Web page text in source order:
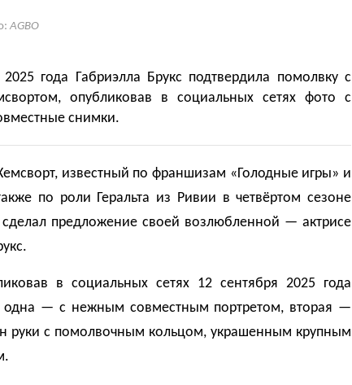
AGBO
2025 года Габриэлла Брукс подтвердила помолвку с
опубликовав в социальных сетях фото с
снимки.
известный по франшизам «Голодные игры» и
по роли Геральта из Ривии в четвёртом сезоне
сделал предложение своей возлюбленной — актрисе
в социальных сетях 12 сентября 2025 года
одна — с нежным совместным портретом, вторая —
руки с помолвочным кольцом, украшенным крупным